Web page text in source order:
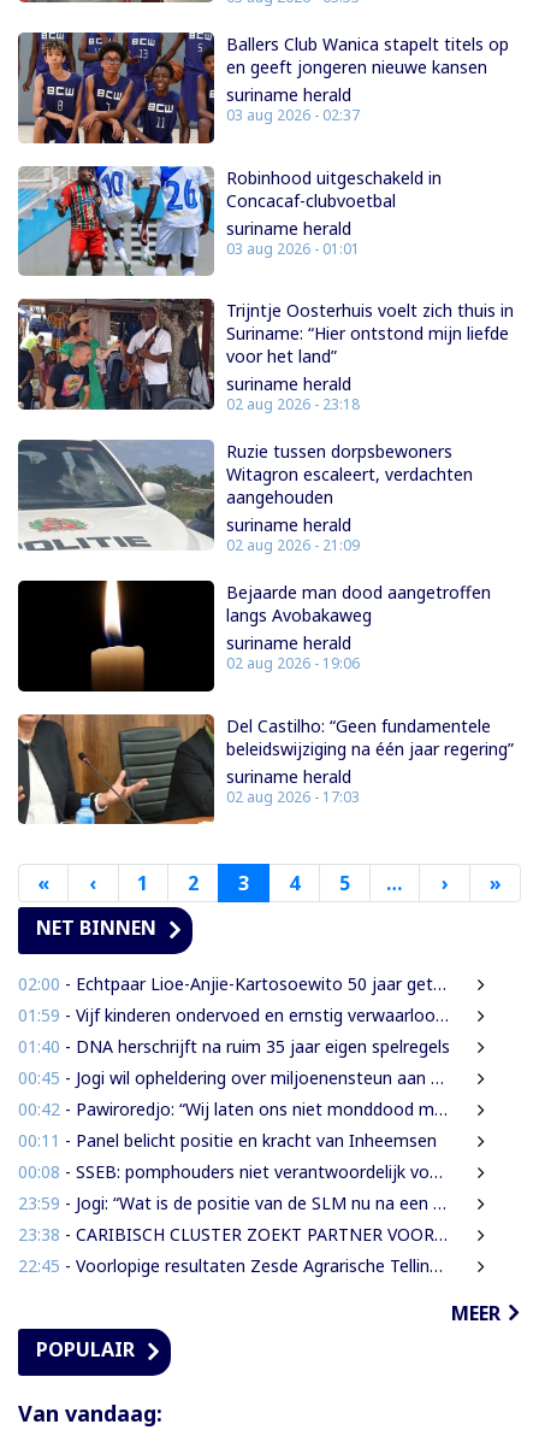
Ballers Club Wanica stapelt titels op
en geeft jongeren nieuwe kansen
suriname herald
03 aug 2026 - 02:37
Robinhood uitgeschakeld in
Concacaf-clubvoetbal
suriname herald
03 aug 2026 - 01:01
Trijntje Oosterhuis voelt zich thuis in
Suriname: “Hier ontstond mijn liefde
voor het land”
suriname herald
02 aug 2026 - 23:18
Ruzie tussen dorpsbewoners
Witagron escaleert, verdachten
aangehouden
suriname herald
02 aug 2026 - 21:09
Bejaarde man dood aangetroffen
langs Avobakaweg
suriname herald
02 aug 2026 - 19:06
Del Castilho: “Geen fundamentele
beleidswijziging na één jaar regering”
suriname herald
02 aug 2026 - 17:03
«Eerste
pagina
‹ Vorige
pagina
1 2 3 4 5 … › Volgende
pagina
»
NET BINNEN
02:00 - Echtpaar Lioe-Anjie-Kartosoewito 50 jaar getrouwd
01:59 - Vijf kinderen ondervoed en ernstig verwaarloosd: 2,5 jaar cel geëist tegen vader
01:40 - DNA herschrijft na ruim 35 jaar eigen spelregels
00:45 - Jogi wil opheldering over miljoenensteun aan SLM en de resultaten daarvan
00:42 - Pawiroredjo: “Wij laten ons niet monddood maken”
00:11 - Panel belicht positie en kracht van Inheemsen
00:08 - SSEB: pomphouders niet verantwoordelijk voor hogere brandstofprijs bij afschaffing prijscap
23:59 - Jogi: “Wat is de positie van de SLM nu na een jaar miljoenen aan subsidie?”
23:38 - CARIBISCH CLUSTER ZOEKT PARTNER VOOR NIEUWE HAVENS EN OFFSHORE-INFRASTRUCTUUR | OOK SURINAME IN BEELD
22:45 - Voorlopige resultaten Zesde Agrarische Telling 2025 gepresenteerd
MEER
POPULAIR
Van vandaag: